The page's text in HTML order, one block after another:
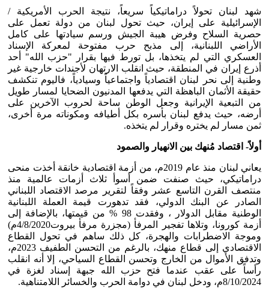
شهد لبنان تحولاً دراماتيكياً سريعاً، نتيجة الحرب الأمريكية /
الإسرائيلية على إيران، حيث تحول لبنان من دولة تعمل على
حصرية السلاح وفرض هيبة الجيش ورسم سيادتها على كامل
الأراضي اللبنانية، إلى مذبح حرب مفتوحة لمعركة الإسناد
العسكري التي لم يتخذها، بل تورط فيها بقرار "حزب الله" أحد
أذرع إيران في المنطقة، حيث انقلب الارتهان لأجندات خارجية غير
وطنية إلى نحر لبنان اقتصادياً واجتماعياً وسيادياً، فاليوم تنكشف
حقيقة الأثمان الباهظة التي يدفعها المدنيون الضحايا لمسار طويل
من التبعية الإيرانية وجعل الوطن ساحة لحروب الآخرين على
أرضه، حيث يدفع لبنان بأسره بكل أطيافه ومكوناته مرة أخرى،
ثمن مسار لم يختره وقرار لم يتخذه.
أولاً- اقتصاد مُنهك بين الانهيار والصمود
يعاني لبنان منذ عام 2019م، من أزمة اقتصادية خانقة أخذت منحى
دراماتيكي، حيث صنفت ضمن أسوأ ثلاث أزمات عالمية منذ
منتصف القرن التاسع عشر وفقاً لتقرير مرصد الاقتصاد اللبناني
الصادر عن البنك الدولي، فقد تدهورت قيمة العملة اللبنانية
الوطنية مقابل الدولار ، وفقدت 98 % من قيمتها، بالإضافة إلى
أزمة كورونا، وتلاها تفجير المرفأ (مجزرة مرفأ بيروت4/8/2020م)
وموجة الاضطرابات والهجرة، كل ذلك ساهم في تحول القطاع
الاقتصادي إلى قطاع منهك، بالرغم من التحسن الطفيف 2023م،
وتدفق الأموال من الخارج وتحسن القطاع السياحي، إلا أنه انقلب
رأساً على عقب عندما فتح حزب الله جبهة إسناد لغزة في
8/10/2024م، ودخل لبنان في دوامة الحرب والخسائر اللامتناهية.